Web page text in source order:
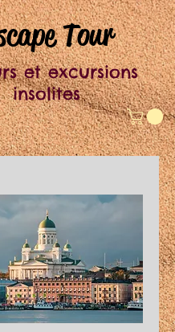
Tour
et excursions
insolites